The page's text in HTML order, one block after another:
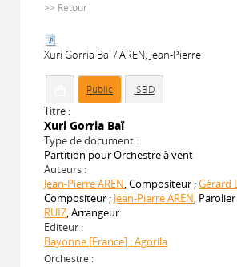
>> Retour
Xuri Gorria Baï / AREN, Jean-Pierre
Public ISBD
Titre :
Xuri Gorria Baï
Type de document :
Partition pour Orchestre à vent
Auteurs :
Jean-Pierre AREN, Compositeur ;Gérard
Compositeur ; Jean-Pierre AREN, Parolier
RUIZ, Arrangeur
Editeur :
Bayonne [France] : Agorila
Orchestre :